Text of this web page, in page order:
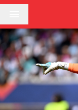
Przejdź do treści